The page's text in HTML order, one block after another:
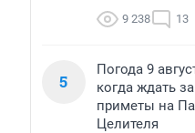
9 238 13
5
Погода 9
когда ждать
приметы на
Целителя